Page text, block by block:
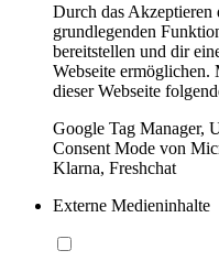
Durch das
grundlegenden
bereitstellen und dir
Webseite
dieser Webseite
Google Tag Manager,
Consent Mode von
Klarna, Freshchat
Externe Medieninhalte